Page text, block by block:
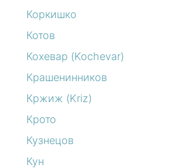
Коркишко
Котов
Кохевар (Kochevar)
Крашенинников
Кржиж (Kriz)
Крото
Кузнецов
Кун